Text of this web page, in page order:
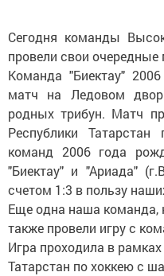
Сегодня команды
провели свои очередные
Команда "Биектау"
матч на Ледовом
родных трибун. Матч
Республики
команд 2006 года
"Биектау" и "Ариада"
счетом 1:3 в пользу
Еще одна наша команда,
также провели игру с
Игра проходила в
Татарстан по хоккею с